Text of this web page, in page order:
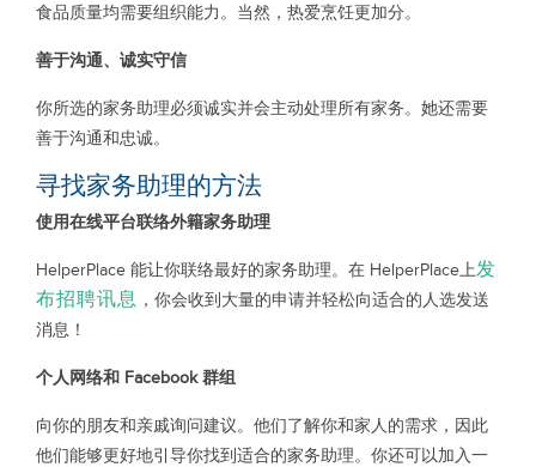
食品质量均需要组织能力。当然，热爱烹饪更加分。
善于沟通、诚实守信
你所选的家务助理必须诚实并会主动处理所有家务。她还需要
善于沟通和忠诚。
寻找家务助理的方法
使用在线平台联络外籍家务助理
HelperPlace 能让你联络最好的家务助理。在 HelperPlace上发
布招聘讯息 ，你会收到大量的申请并轻松向适合的人选发送
消息！
个人网络和 Facebook 群组
向你的朋友和亲戚询问建议。他们了解你和家人的需求，因此
他们能够更好地引导你找到适合的家务助理。你还可以加入一